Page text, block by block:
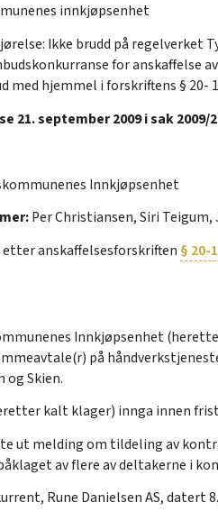
innkjøpsenhet
Ikke brudd på regelverket
for anskaffelse
med hjemmel i forskriftens §
21. september 2009 i sak 2009/
Innkjøpsenhet
Per Christiansen, Siri Teigum,
anskaffelsesforskriften § 20-
Innkjøpsenhet
på
og Skien.
kalt klager) innga innen
ut melding om tildeling av
av flere av deltakerne i
Rune Danielsen AS,